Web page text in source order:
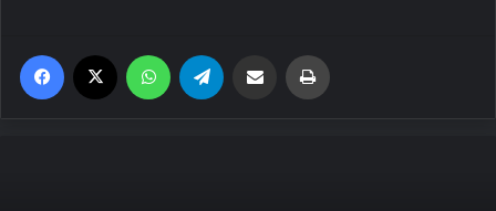
Facebook WhatsApp Email'den paylaş